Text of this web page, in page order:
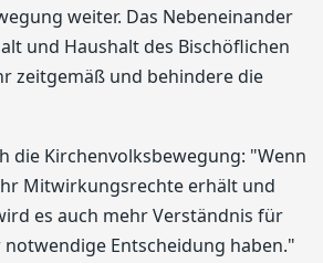
weiter. Das Nebeneinander
und Haushalt des Bischöflichen
zeitgemäß und behindere die
die Kirchenvolksbewegung: "Wenn
Mitwirkungsrechte erhält und
es auch mehr Verständnis für
Entscheidung haben."